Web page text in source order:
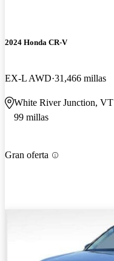
2024 Honda CR-V
EX-L AWD 31,466 millas
White River Junction, VT
99 millas
Gran oferta